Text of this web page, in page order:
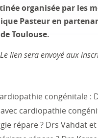
organisée par les
Pasteur en
Toulouse.
lien sera envoyé aux
congénitale :
cardiopathie
répare ? Drs Vahdat et